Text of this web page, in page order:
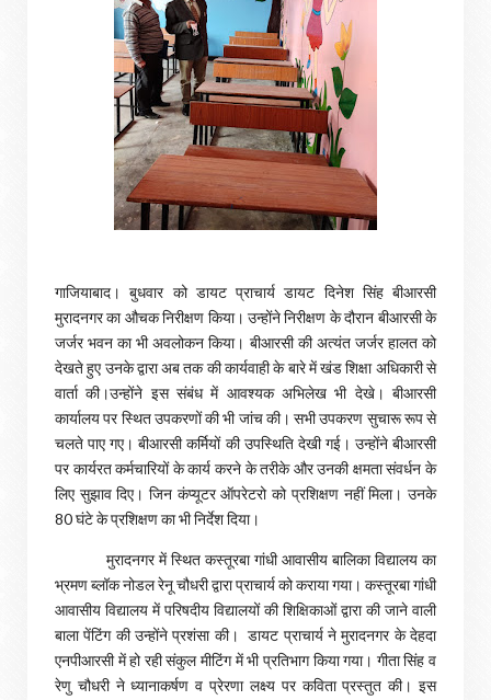
गाजियाबाद। बुधवार को डायट प्राचार्य डायट दिनेश सिंह बीआरसी
मुरादनगर का औचक निरीक्षण किया। उन्होंने निरीक्षण के दौरान बीआरसी के
जर्जर भवन का भी अवलोकन किया। बीआरसी की अत्यंत जर्जर हालत को
देखते हुए उनके द्वारा अब तक की कार्यवाही के बारे में खंड शिक्षा अधिकारी से
वार्ता की।उन्होंने इस संबंध में आवश्यक अभिलेख भी देखे। बीआरसी
कार्यालय पर स्थित उपकरणों की भी जांच की। सभी उपकरण सुचारू रूप से
चलते पाए गए। बीआरसी कर्मियों की उपस्थिति देखी गई। उन्होंने बीआरसी
पर कार्यरत कर्मचारियों के कार्य करने के तरीके और उनकी क्षमता संवर्धन के
लिए सुझाव दिए। जिन कंप्यूटर ऑपरेटरो को प्रशिक्षण नहीं मिला। उनके
80 घंटे के प्रशिक्षण का भी निर्देश दिया।
मुरादनगर में स्थित कस्तूरबा गांधी आवासीय बालिका विद्यालय का
भ्रमण ब्लॉक नोडल रेनू चौधरी द्वारा प्राचार्य को कराया गया। कस्तूरबा गांधी
आवासीय विद्यालय में परिषदीय विद्यालयों की शिक्षिकाओं द्वारा की जाने वाली
बाला पेंटिंग की उन्होंने प्रशंसा की। डायट प्राचार्य ने मुरादनगर के देहदा
एनपीआरसी में हो रही संकुल मीटिंग में भी प्रतिभाग किया गया। गीता सिंह व
रेणु चौधरी ने ध्यानाकर्षण व प्रेरणा लक्ष्य पर कविता प्रस्तुत की। इस